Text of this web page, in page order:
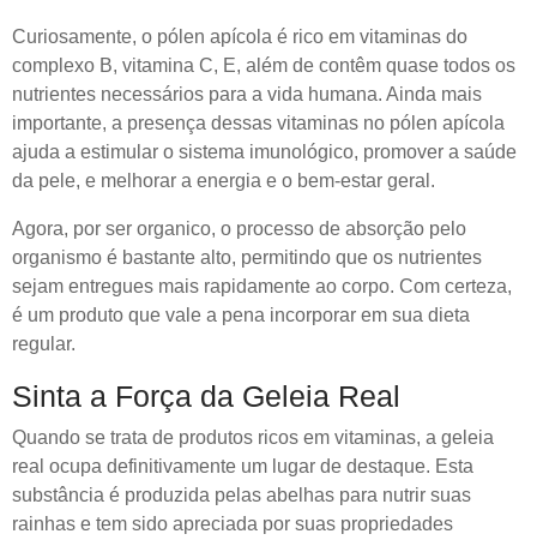
Curiosamente, o pólen apícola é rico em vitaminas do
complexo B, vitamina C, E, além de contêm quase todos os
nutrientes necessários para a vida humana. Ainda mais
importante, a presença dessas vitaminas no pólen apícola
ajuda a estimular o sistema imunológico, promover a saúde
da pele, e melhorar a energia e o bem-estar geral.
Agora, por ser organico, o processo de absorção pelo
organismo é bastante alto, permitindo que os nutrientes
sejam entregues mais rapidamente ao corpo. Com certeza,
é um produto que vale a pena incorporar em sua dieta
regular.
Sinta a Força da Geleia Real
Quando se trata de produtos ricos em vitaminas, a geleia
real ocupa definitivamente um lugar de destaque. Esta
substância é produzida pelas abelhas para nutrir suas
rainhas e tem sido apreciada por suas propriedades